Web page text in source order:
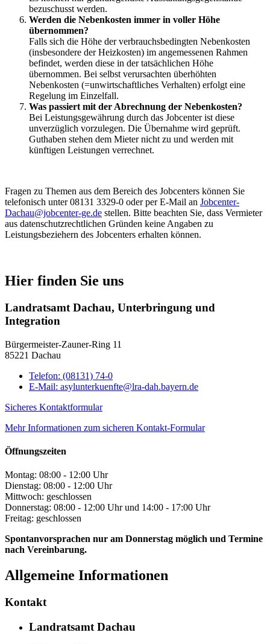
bezuschusst werden.
Werden die Nebenkosten immer in voller Höhe
übernommen?
Falls sich die Höhe der verbrauchsbedingten Nebenkosten
(insbesondere der Heizkosten) im angemessenen Rahmen
befindet, werden diese in der tatsächlichen Höhe
übernommen. Bei selbst verursachten überhöhten
Nebenkosten (=unwirtschaftliches Verhalten) erfolgt eine
Regelung im Einzelfall.
Was passiert mit der Abrechnung der Nebenkosten?
Bei Leistungsgewährung durch das Jobcenter ist diese
unverzüglich vorzulegen. Die Übernahme wird geprüft.
Guthaben stehen dem Mieter nicht zu und werden mit
künftigen Leistungen verrechnet.
Fragen zu Themen aus dem Bereich des Jobcenters können Sie
telefonisch unter 08131 3329-0 oder per E-Mail an Jobcenter-
Dachau@jobcenter-ge.de stellen. Bitte beachten Sie, dass Vermieter
aus datenschutzrechtlichen Gründen keine Angaben zu
Leistungsbeziehern des Jobcenters erhalten können.
Hier finden Sie uns
Landratsamt Dachau, Unterbringung und
Integration
Bürgermeister-Zauner-Ring 11
85221 Dachau
Telefon: (08131) 74-0
E-Mail: asylunterkuenfte@lra-dah.bayern.de
Sicheres Kontaktformular
Mehr Informationen zum sicheren Kontakt-Formular
Öffnungszeiten
Montag: 08:00 - 12:00 Uhr
Dienstag: 08:00 - 12:00 Uhr
Mittwoch: geschlossen
Donnerstag: 08:00 - 12:00 Uhr und 14:00 - 17:00 Uhr
Freitag: geschlossen
Spontanvorsprachen nur am Donnerstag möglich und Termine
nach Vereinbarung.
Allgemeine Informationen
Kontakt
Landratsamt Dachau